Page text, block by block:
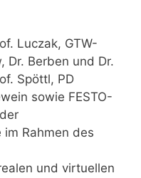
Luczak, GTW-
Dr. Berben und Dr.
Spöttl, PD
sowie FESTO-
Rahmen des
und virtuellen